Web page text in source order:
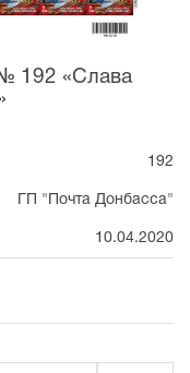
192 «Слава
192
ГП "Почта Донбасса"
10.04.2020